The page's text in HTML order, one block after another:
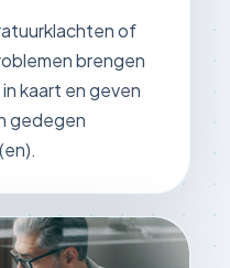
of
brengen
kaart en geven
gedegen